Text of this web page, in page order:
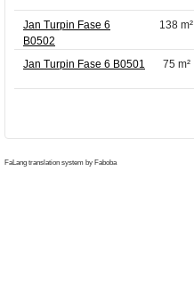
Jan Turpin Fase 6
B0502
138 m²
Jan Turpin Fase 6 B0501 75 m²
FaLang translation system by Faboba